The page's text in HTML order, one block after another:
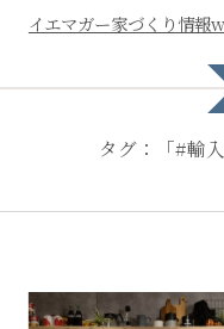
イエマガー家づくり情報
タグ：「#輸